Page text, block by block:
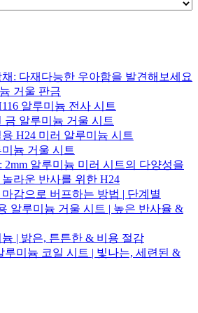
: 다재다능한 우아함을 발견해보세요
거울 판금
알루미늄 전사 시트
금 알루미늄 거울 시트
H24 미러 알루미늄 시트
늄 거울 시트
2mm 알루미늄 미러 시트의 다양성을
라운 반사를 위한 H24
감으로 버프하는 방법 | 단계별
알루미늄 거울 시트 | 높은 반사율 &
| 밝은, 튼튼한 & 비용 절감
루미늄 코일 시트 | 빛나는, 세련된 &